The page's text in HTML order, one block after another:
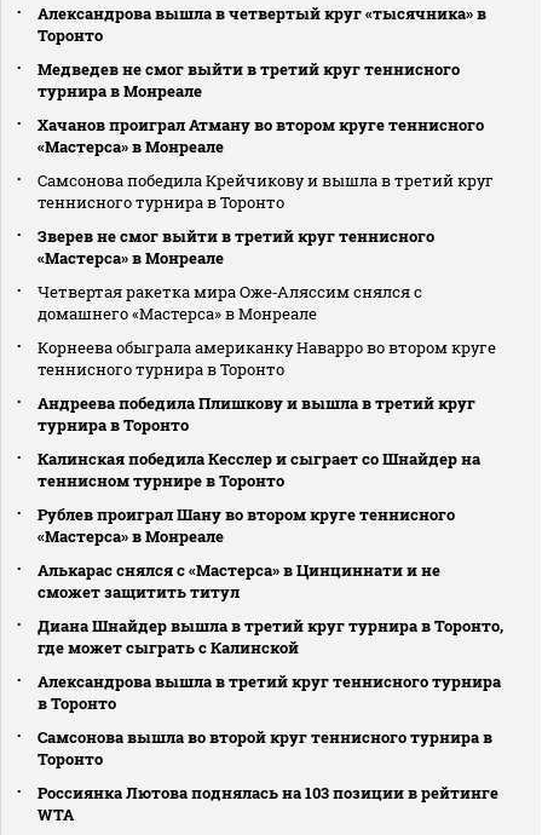
Александрова вышла в четвертый круг «тысячника» в
Торонто
Медведев не смог выйти в третий круг теннисного
турнира в Монреале
Хачанов проиграл Атману во втором круге теннисного
«Мастерса» в Монреале
Самсонова победила Крейчикову и вышла в третий круг
теннисного турнира в Торонто
Зверев не смог выйти в третий круг теннисного
«Мастерса» в Монреале
Четвертая ракетка мира Оже‑Аляссим снялся с
домашнего «Мастерса» в Монреале
Корнеева обыграла американку Наварро во втором круге
теннисного турнира в Торонто
Андреева победила Плишкову и вышла в третий круг
турнира в Торонто
Калинская победила Кесслер и сыграет со Шнайдер на
теннисном турнире в Торонто
Рублев проиграл Шану во втором круге теннисного
«Мастерса» в Монреале
Алькарас снялся с «Мастерса» в Цинциннати и не
сможет защитить титул
Диана Шнайдер вышла в третий круг турнира в Торонто,
где может сыграть с Калинской
Александрова вышла в третий круг теннисного турнира
в Торонто
Самсонова вышла во второй круг теннисного турнира в
Торонто
Россиянка Лютова поднялась на 103 позиции в рейтинге
WTA